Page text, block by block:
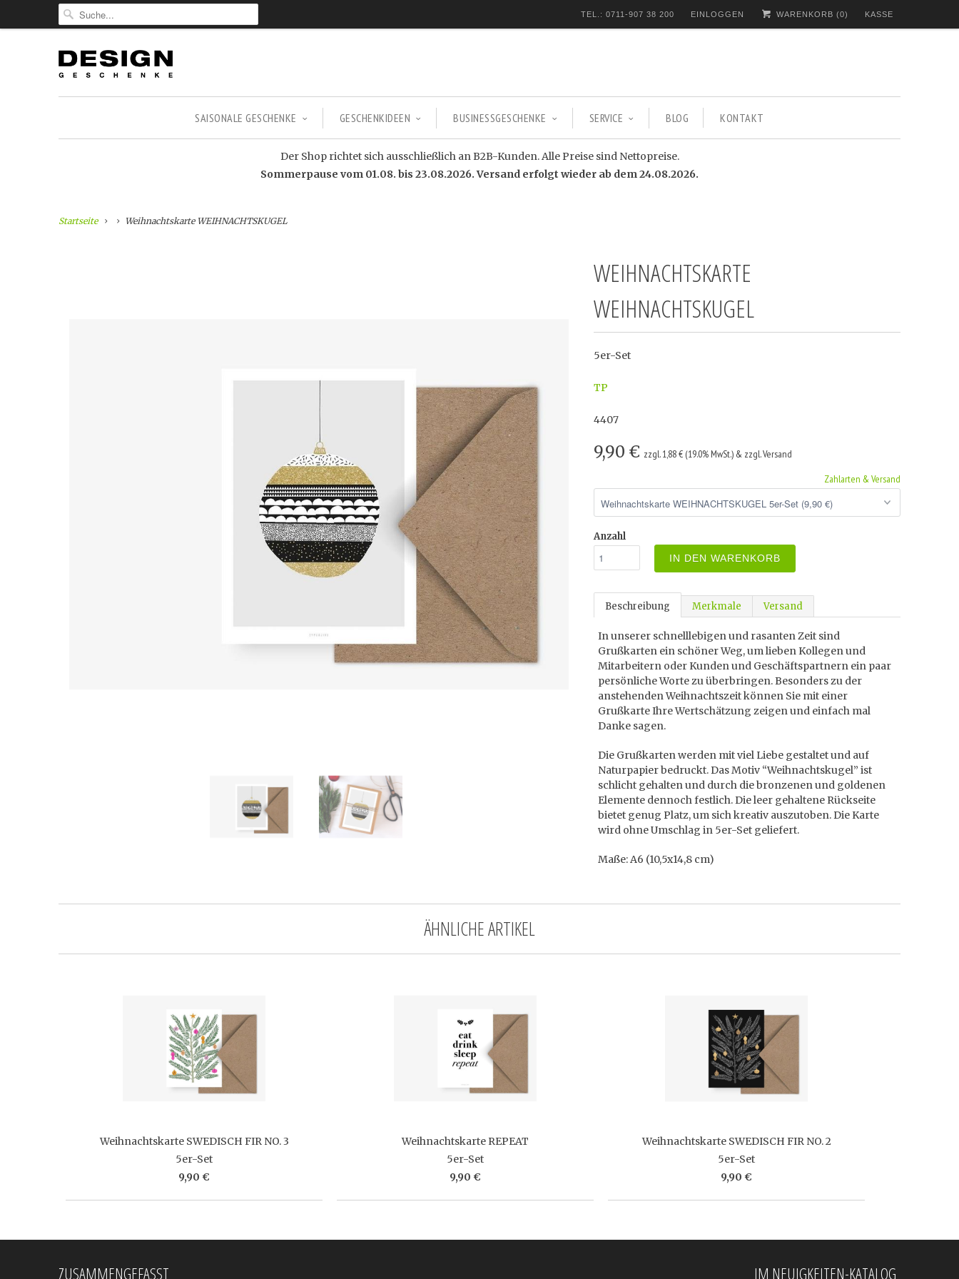
TEL.: 0711-907 38 200 EINLOGGEN WARENKORB (0) KASSE
SAISONALE GESCHENKE GESCHENKIDEEN BUSINESSGESCHENKE SERVICE BLOG KONTAKT
Der Shop richtet sich ausschließlich an B2B-Kunden. Alle Preise sind Nettopreise.
Sommerpause vom 01.08. bis 23.08.2026. Versand erfolgt wieder ab dem 24.08.2026.
Startseite Weihnachtskarte WEIHNACHTSKUGEL
WEIHNACHTSKARTE
WEIHNACHTSKUGEL
5er-Set
TP
4407
9,90 € zzgl. 1,88 € (19.0% MwSt.) & zzgl. Versand
Zahlarten & Versand
Anzahl
IN DEN WARENKORB
Beschreibung Merkmale Versand
In unserer schnelllebigen und rasanten Zeit sind
Grußkarten ein schöner Weg, um lieben Kollegen und
Mitarbeitern oder Kunden und Geschäftspartnern ein paar
persönliche Worte zu überbringen. Besonders zu der
anstehenden Weihnachtszeit können Sie mit einer
Grußkarte Ihre Wertschätzung zeigen und einfach mal
Danke sagen.
Die Grußkarten werden mit viel Liebe gestaltet und auf
Naturpapier bedruckt. Das Motiv “Weihnachtskugel” ist
schlicht gehalten und durch die bronzenen und goldenen
Elemente dennoch festlich. Die leer gehaltene Rückseite
bietet genug Platz, um sich kreativ auszutoben. Die Karte
wird ohne Umschlag in 5er-Set geliefert.
Maße: A6 (10,5x14,8 cm)
ÄHNLICHE ARTIKEL
Weihnachtskarte SWEDISCH FIR NO. 3
5er-Set
9,90 €
Weihnachtskarte REPEAT
5er-Set
9,90 €
Weihnachtskarte SWEDISCH FIR NO. 2
5er-Set
9,90 €
ZUSAMMENGEFASST IM NEUIGKEITEN-KATALOG